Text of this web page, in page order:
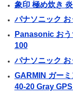
象印 極め炊き
パナソニック
Panasonic おう
100
パナソニック
GARMIN ガー
40-20 Gray